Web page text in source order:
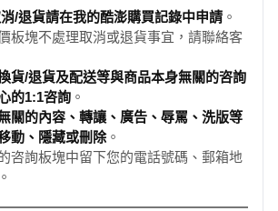
/退貨請在我的酷澎購買記錄中申請 。
板塊不處理取消或退貨事宜，請聯絡客
貨/退貨及配送等與商品本身無關的咨詢
的1:1咨詢 。
關的內容、轉讓、廣告、辱罵、洗版等
動、隱藏或刪除。
咨詢板塊中留下您的電話號碼、郵箱地